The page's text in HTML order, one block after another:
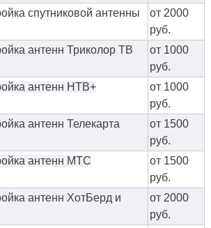
спутниковой антенны
от 2000
руб.
антенн Триколор ТВ
от 1000
руб.
антенн НТВ+
от 1000
руб.
антенн Телекарта
от 1500
руб.
антенн МТС
от 1500
руб.
антенн ХотБерд и
от 2000
руб.